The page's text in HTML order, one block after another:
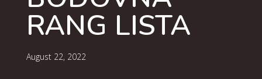
RANG LISTA
August 22, 2022